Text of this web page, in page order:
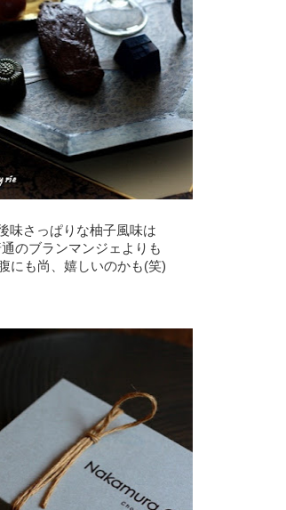
味さっぱりな柚子風味は
のブランマンジェよりも
にも尚、嬉しいのかも(笑)